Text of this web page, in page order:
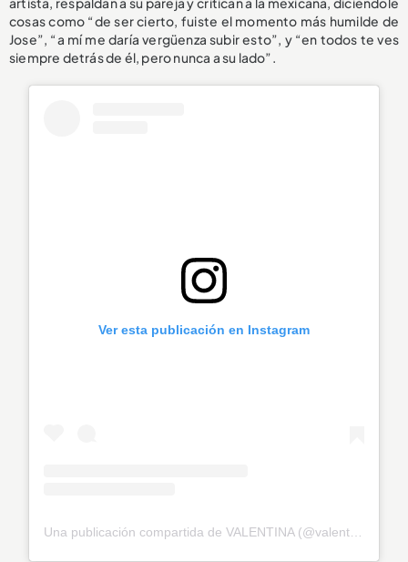
cosas como “de ser cierto, fuiste el momento más humilde de
Jose”, “a mí me daría vergüenza subir esto”, y “en todos te ves
siempre detrás de él, pero nunca a su lado”.
Ver esta publicación en Instagram
Una publicación compartida de VALENTINA (@valentinaferrer)